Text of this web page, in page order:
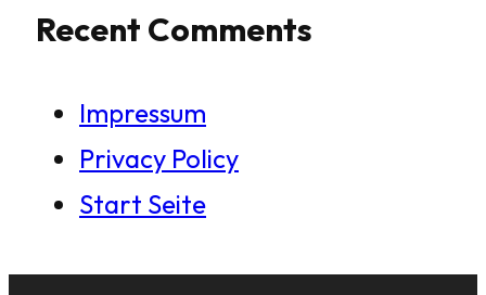
Recent Comments
Impressum
Privacy Policy
Start Seite